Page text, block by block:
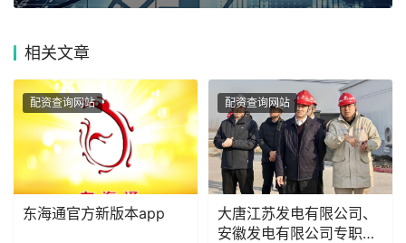
相关文章
配资查询网站
东海通官方新版本app
配资查询网站
大唐江苏发电有限公司、
安徽发电有限公司专职董